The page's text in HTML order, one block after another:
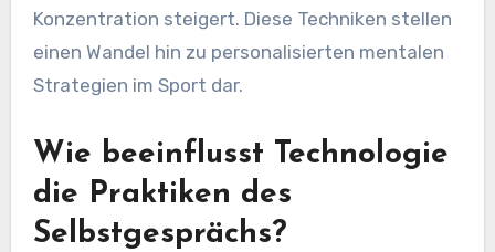
Konzentration steigert. Diese Techniken stellen
einen Wandel hin zu personalisierten mentalen
Strategien im Sport dar.
Wie beeinflusst Technologie
die Praktiken des
Selbstgesprächs?